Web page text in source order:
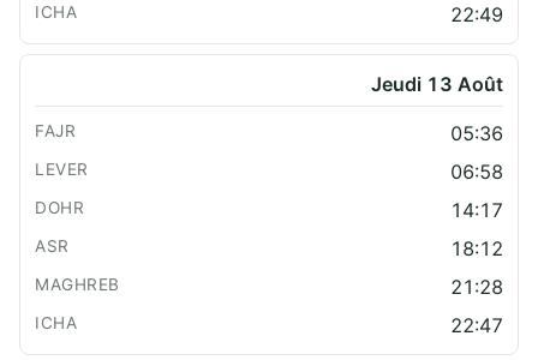
22:49
Jeudi 13 Août
05:36
06:58
14:17
18:12
21:28
22:47